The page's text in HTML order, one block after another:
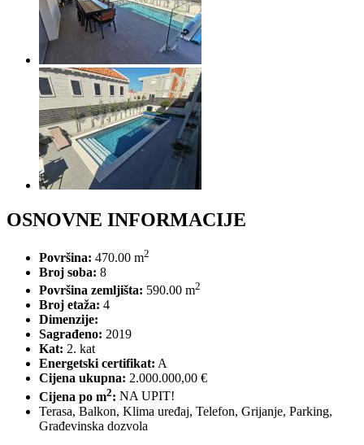
OSNOVNE INFORMACIJE
Površina: 470.00 m2
Broj soba: 8
Površina zemljišta: 590.00 m2
Broj etaža: 4
Dimenzije:
Sagrađeno: 2019
Kat: 2. kat
Energetski certifikat: A
Cijena ukupna: 2.000.000,00 €
Cijena po m2: NA UPIT!
Terasa, Balkon, Klima uređaj, Telefon, Grijanje, Parking,
Građevinska dozvola